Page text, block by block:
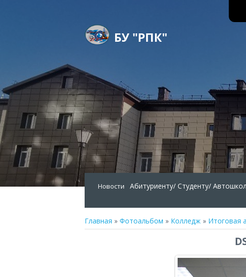
БУ "РПК"
Новости Абитуриенту/ Студенту/
Главная » Фотоальбом » Колледж » Итоговая